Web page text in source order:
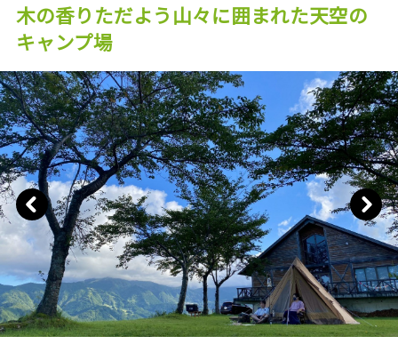
木の香りただよう山々に囲まれた天空の
キャンプ場